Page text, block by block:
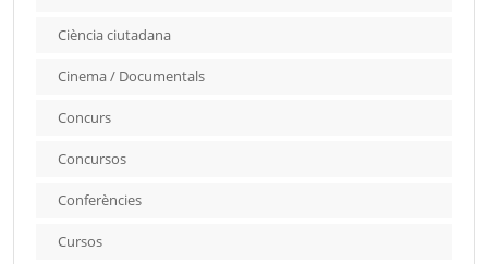
Ciència ciutadana
Cinema / Documentals
Concurs
Concursos
Conferències
Cursos